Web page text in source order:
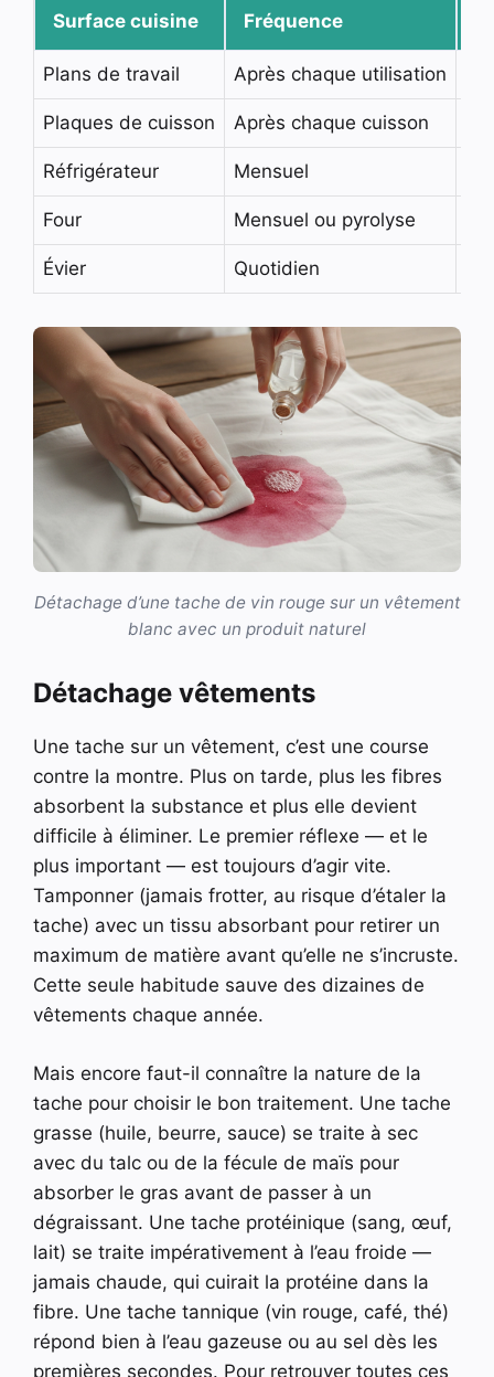
Surface cuisine Fréquence
Plans de travail Après chaque utilisation
Plaques de cuisson Après chaque cuisson
Réfrigérateur Mensuel
Four Mensuel ou pyrolyse
Évier Quotidien
Détachage d’une tache de vin rouge sur un vêtement
blanc avec un produit naturel
Détachage vêtements
Une tache sur un vêtement, c’est une course
contre la montre. Plus on tarde, plus les fibres
absorbent la substance et plus elle devient
difficile à éliminer. Le premier réflexe — et le
plus important — est toujours d’agir vite.
Tamponner (jamais frotter, au risque d’étaler la
tache) avec un tissu absorbant pour retirer un
maximum de matière avant qu’elle ne s’incruste.
Cette seule habitude sauve des dizaines de
vêtements chaque année.
Mais encore faut-il connaître la nature de la
tache pour choisir le bon traitement. Une tache
grasse (huile, beurre, sauce) se traite à sec
avec du talc ou de la fécule de maïs pour
absorber le gras avant de passer à un
dégraissant. Une tache protéinique (sang, œuf,
lait) se traite impérativement à l’eau froide —
jamais chaude, qui cuirait la protéine dans la
fibre. Une tache tannique (vin rouge, café, thé)
répond bien à l’eau gazeuse ou au sel dès les
premières secondes. Pour retrouver toutes ces